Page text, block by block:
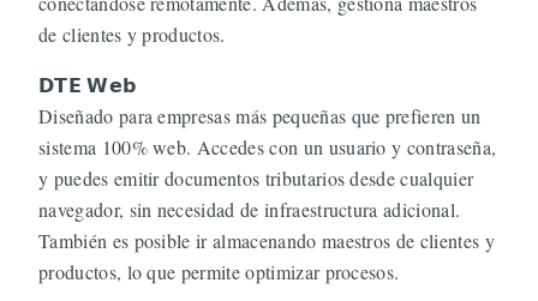
de clientes y productos.
𝗗𝗧𝗘 𝗪𝗲𝗯
Diseñado para empresas más pequeñas que prefieren un
sistema 100% web. Accedes con un usuario y contraseña,
y puedes emitir documentos tributarios desde cualquier
navegador, sin necesidad de infraestructura adicional.
También es posible ir almacenando maestros de clientes y
productos, lo que permite optimizar procesos.